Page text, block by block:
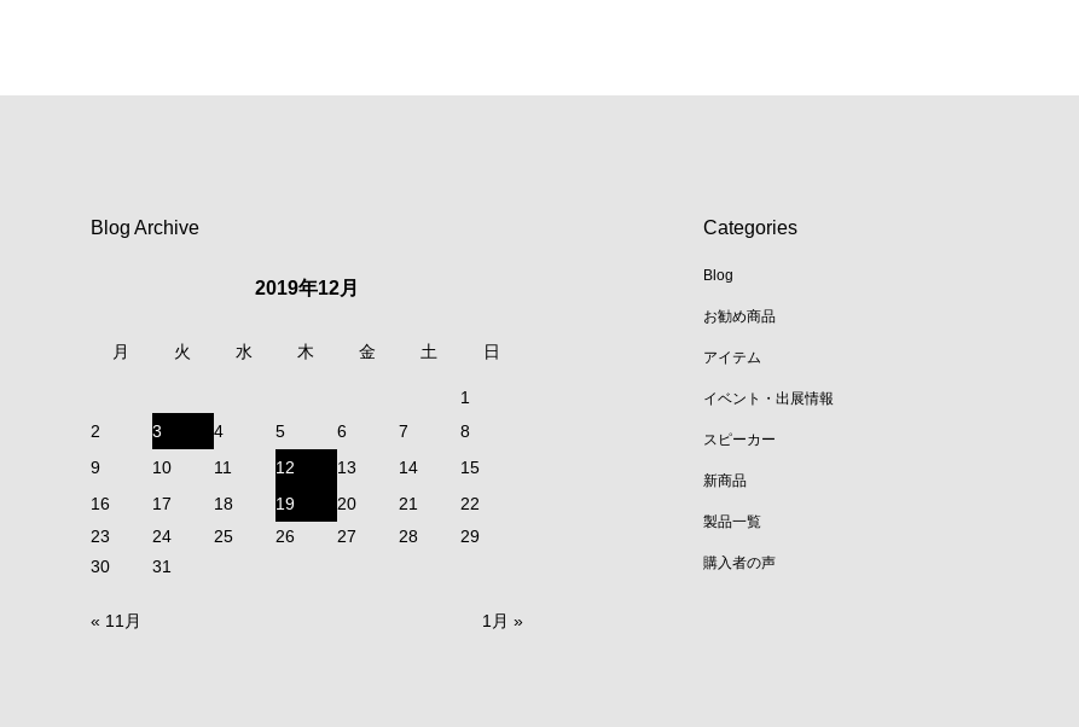
Blog Archive
2019年12月
月 火 水 木 金 土 日
1
2
3 4 5 6 7
8
9
10 11 12 13 14
15
16
17 18 19 20 21
22
23
24 25 26 27 28
29
30
31
« 11月 1月 »
Categories
Blog
お勧め商品
アイテム
イベント・出展情報
スピーカー
新商品
製品一覧
購入者の声